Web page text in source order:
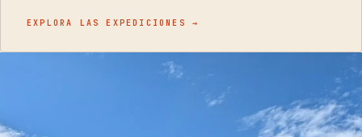
EXPLORA LAS EXPEDICIONES →